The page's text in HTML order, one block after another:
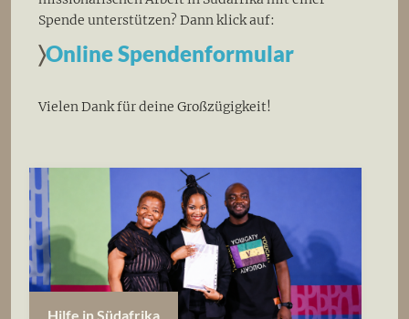
Spende unterstützen? Dann klick auf:
〉Online Spendenformular
Vielen Dank für deine Großzügigkeit!
Hilfe in Südafrika